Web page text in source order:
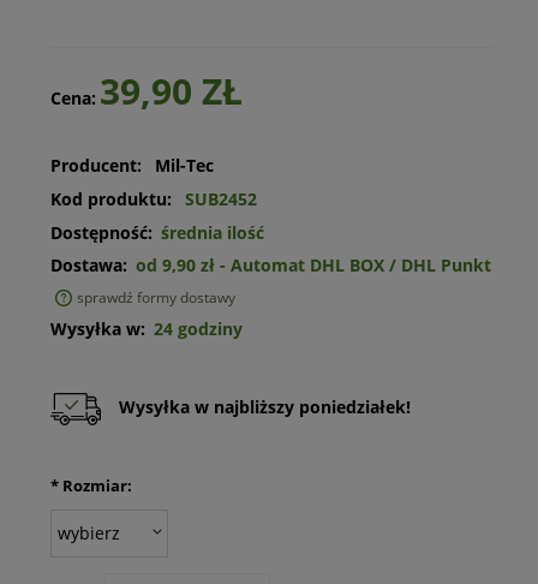
Cena: 39,90 ZŁ
Producent:
Mil-Tec
Kod produktu:
SUB2452
Dostępność: średnia ilość
Dostawa: od 9,90 zł - Automat DHL BOX / DHL Punkt
sprawdź formy dostawy
Wysyłka w: 24 godziny
Wysyłka w najbliższy poniedziałek!
*Rozmiar: